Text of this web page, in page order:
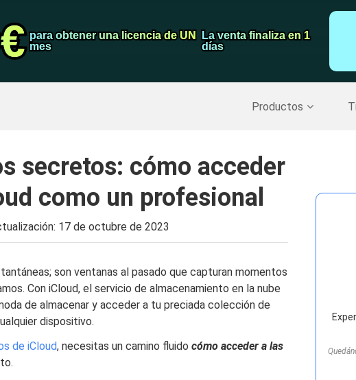
para obtener una licencia de UN
mes
para obtener una licencia de UN
mes
La venta finaliza en 1
días
La venta finaliza en 1
días
Productos
Copia de seguridad del iPhone >>
secretos: cómo acceder
como un profesional
17 de octubre de 2023
son ventanas al pasado que capturan momentos
Con iCloud, el servicio de almacenamiento en la nube
de almacenar y acceder a tu preciada colección de
dispositivo.
de iCloud, necesitas un camino fluido cómo acceder a las